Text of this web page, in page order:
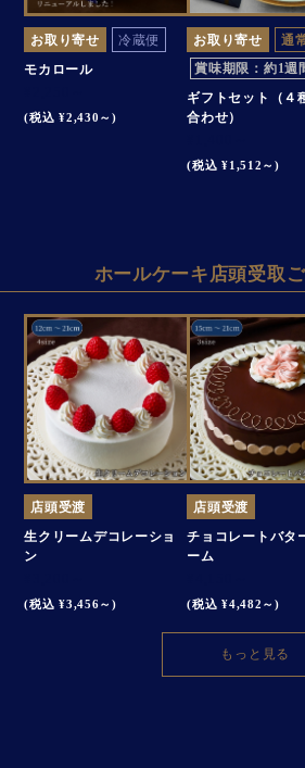
お取り寄せ
冷蔵便
モカロール
(税込 ¥2,430～)
お取り寄せ
通
賞味期限：約1週
ギフトセット（４
合わせ）
(税込 ¥1,512～)
ホールケーキ店頭受取
店頭受渡
生クリームデコレーショ
ン
(税込 ¥3,456～)
店頭受渡
チョコレートバタ
ーム
(税込 ¥4,482～)
もっと見る